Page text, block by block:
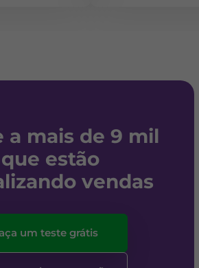
a mais de 9 mil
estão
vendas
um teste grátis